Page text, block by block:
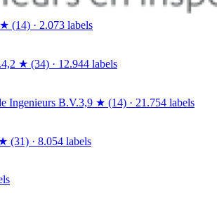
(14) · 2.073 labels
4,2 ★ (34) · 12.944 labels
Ingenieurs B.V.3,9 ★ (14) · 21.754 labels
(31) · 8.054 labels